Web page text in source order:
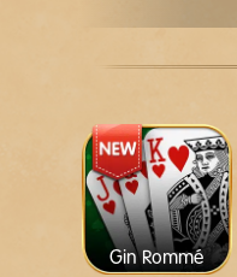
Gin Rommé